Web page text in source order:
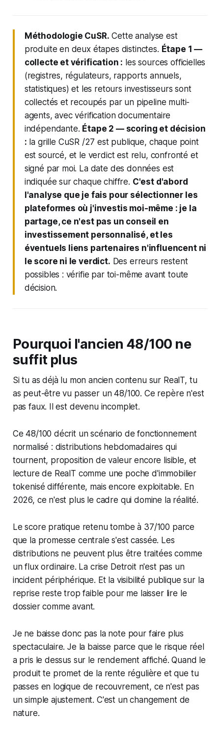
Méthodologie CuSR. Cette analyse est
produite en deux étapes distinctes. Étape 1 —
collecte et vérification : les sources officielles
(registres, régulateurs, rapports annuels,
statistiques) et les retours investisseurs sont
collectés et recoupés par un pipeline multi-
agents, avec vérification documentaire
indépendante. Étape 2 — scoring et décision
: la grille CuSR /27 est publique, chaque point
est sourcé, et le verdict est relu, confronté et
signé par moi. La date des données est
indiquée sur chaque chiffre. C'est d'abord
l'analyse que je fais pour sélectionner les
plateformes où j'investis moi-même : je la
partage, ce n'est pas un conseil en
investissement personnalisé, et les
éventuels liens partenaires n'influencent ni
le score ni le verdict. Des erreurs restent
possibles : vérifie par toi-même avant toute
décision.
Pourquoi l'ancien 48/100 ne
suffit plus
Si tu as déjà lu mon ancien contenu sur RealT, tu
as peut-être vu passer un 48/100. Ce repère n'est
pas faux. Il est devenu incomplet.
Ce 48/100 décrit un scénario de fonctionnement
normalisé : distributions hebdomadaires qui
tournent, proposition de valeur encore lisible, et
lecture de RealT comme une poche d'immobilier
tokenisé différente, mais encore exploitable. En
2026, ce n'est plus le cadre qui domine la réalité.
Le score pratique retenu tombe à 37/100 parce
que la promesse centrale s'est cassée. Les
distributions ne peuvent plus être traitées comme
un flux ordinaire. La crise Detroit n'est pas un
incident périphérique. Et la visibilité publique sur la
reprise reste trop faible pour me laisser lire le
dossier comme avant.
Je ne baisse donc pas la note pour faire plus
spectaculaire. Je la baisse parce que le risque réel
a pris le dessus sur le rendement affiché. Quand le
produit te promet de la rente régulière et que tu
passes en logique de recouvrement, ce n'est pas
un simple ajustement. C'est un changement de
nature.